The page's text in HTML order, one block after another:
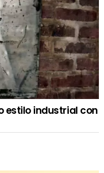
estilo industrial con